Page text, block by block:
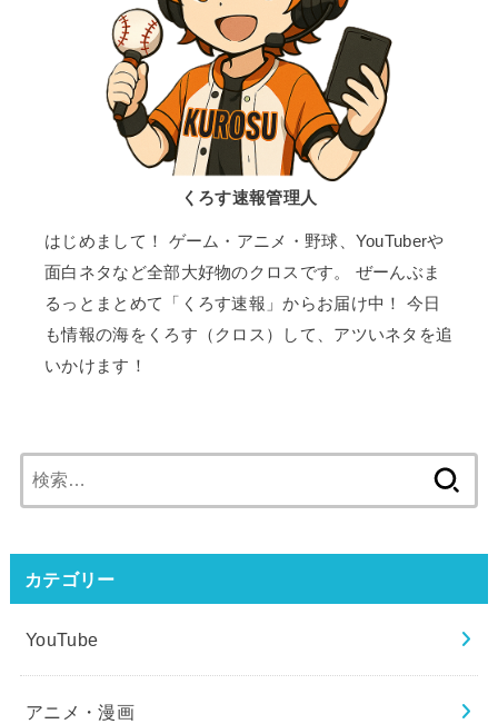
くろす速報管理人
はじめまして！ ゲーム・アニメ・野球、YouTuberや
面白ネタなど全部大好物のクロスです。 ぜーんぶま
るっとまとめて「くろす速報」からお届け中！ 今日
も情報の海をくろす（クロス）して、アツいネタを追
いかけます！
索:
カテゴリー
YouTube
アニメ・漫画